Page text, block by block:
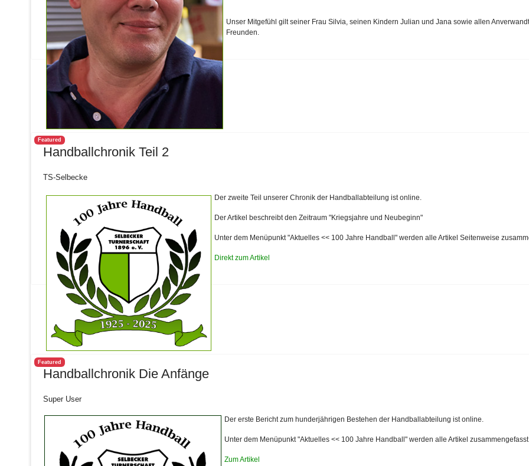
Unser Mitgefühl gilt seiner Frau Silvia, seinen Kindern Julian und Jana sowie allen
Freunden.
Featured
Handballchronik Teil 2
TS-Selbecke
Der zweite Teil unserer Chronik der Handballabteilung ist online.
Der Artikel beschreibt den Zeitraum "Kriegsjahre und Neubeginn"
Unter dem Menüpunkt "Aktuelles << 100 Jahre Handball" werden alle Artikel Seitenweise
Direkt zum Artikel
Featured
Handballchronik Die Anfänge
Super User
Der erste Bericht zum hunderjährigen Bestehen der Handballabteilung ist online.
Unter dem Menüpunkt "Aktuelles << 100 Jahre Handball" werden alle Artikel
Zum Artikel